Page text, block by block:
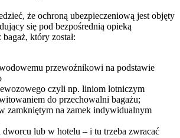
że ochroną ubezpieczeniową jest objęty
się pod bezpośrednią opieką
który został:
przewoźnikowi na podstawie
czyli np. liniom lotniczym
do przechowalni bagażu;
zamkniętym na zamek indywidualnym
dworcu lub w hotelu – i tu trzeba zwracać